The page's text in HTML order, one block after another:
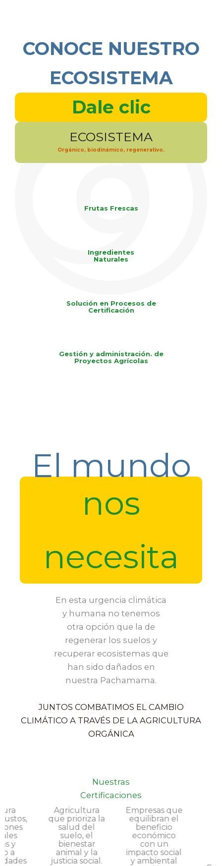
CONOCE NUESTRO
ECOSISTEMA
Dale clic
ECOSISTEMA
Orgánico, biodinámico, regenerativo.
Frutas Frescas
Ingredientes
Naturales
Solución en Procesos de
Certificación
Gestión y administración. de
Proyectos Agrícolas
El mundo
nos
necesita
En esta urgencia climática
y humana no tenemos
otra opción que la de
regenerar los suelos y
recuperar ecosistemas que
han sido dañados en
nuestra Pachamama.
JUNTOS COMBATIMOS EL CAMBIO
CLIMÁTICO A TRAVÉS DE LA AGRICULTURA
ORGÁNICA
Nuestras
Certificaciones
Agricultura
que prioriza la
salud del
bienestar
animal y la
justicia social.
Empresas que
equilibran el
económico
impacto social
y ambiental
Certifica que
el producto
es 100% libre
de gluten y
seguro para
su consumo.